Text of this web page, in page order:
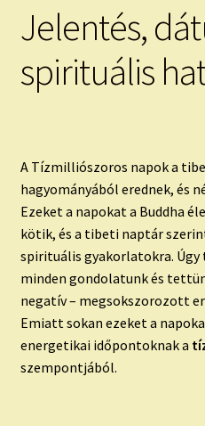
Jelentés,
spirituális
A Tízmilliószoros napok a
hagyományából erednek, és
Ezeket a napokat a Buddha
kötik, és a tibeti naptár
spirituális gyakorlatokra.
minden gondolatunk és
negatív – megsokszorozott
Emiatt sokan ezeket a
energetikai időpontoknak a
szempontjából.